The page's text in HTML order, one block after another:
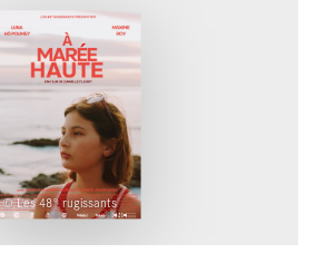
© Les 48° rugissants